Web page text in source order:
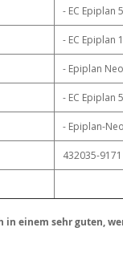
- EC Epiplan
- EC Epiplan
- Epiplan
- EC Epiplan
- Epiplan-
432035-9171
in einem sehr guten,